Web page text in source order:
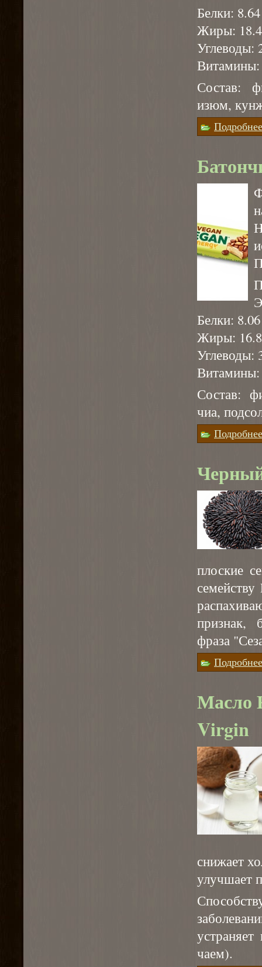
Белки:
Жиры:
Углеводы:
Состав:
изюм,
Подробнее
Белки:
Жиры:
Углеводы:
Состав:
чиа,
Подробнее
плоские
признак,
фраза
Подробнее
Масло
Virgin
снижает
улучшает
чаем).